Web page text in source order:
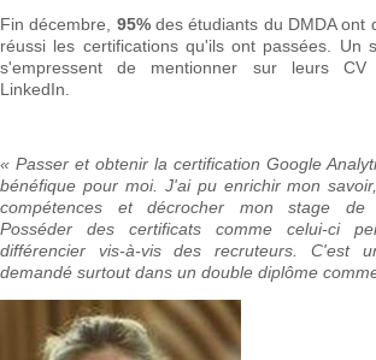
Fin décembre, 95% des étudiants du DMDA ont
réussi les certifications qu'ils ont passées. Un
s'empressent de mentionner sur leurs CV
LinkedIn.
« Passer et obtenir la certification Google
bénéfique pour moi. J'ai pu enrichir mon
compétences et décrocher mon stage de
Posséder des certificats comme celui-ci
différencier vis-à-vis des recruteurs. C'est
demandé surtout dans un double diplôme